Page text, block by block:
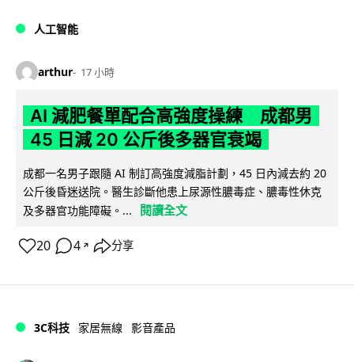
人工智能
arthur 17 小時
AI 減肥餐單配合高強度操練 成都男
45 日減 20 公斤後多器官衰竭
成都一名男子跟隨 AI 制訂高強度減脂計劃，45 日內減去約 20
公斤後昏迷送院。醫生診斷他患上尿源性膿毒症、膿毒性休克
及多器官功能障礙。...
閱讀全文
20 4 ↗ 分享
3C科技 家居無線 影音產品